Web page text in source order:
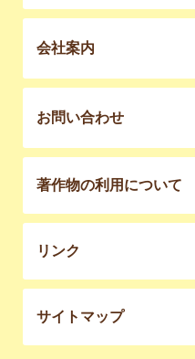
会社案内
お問い合わせ
著作物の利用について
リンク
サイトマップ